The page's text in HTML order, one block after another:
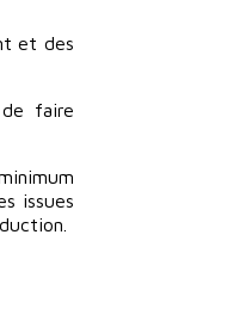
et des
faire
issues